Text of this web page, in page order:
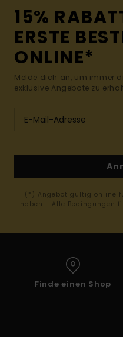
15%
ERSTE
ONLINE*
Melde dich an, um immer
exklusive Angebote zu
(*) Angebot gültig online
haben - Alle Bedingungen
Finde einen Shop